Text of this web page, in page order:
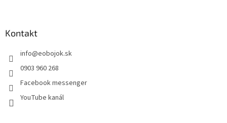
Kontakt
info@eobojok.sk
0903 960 268
Facebook messenger
YouTube kanál